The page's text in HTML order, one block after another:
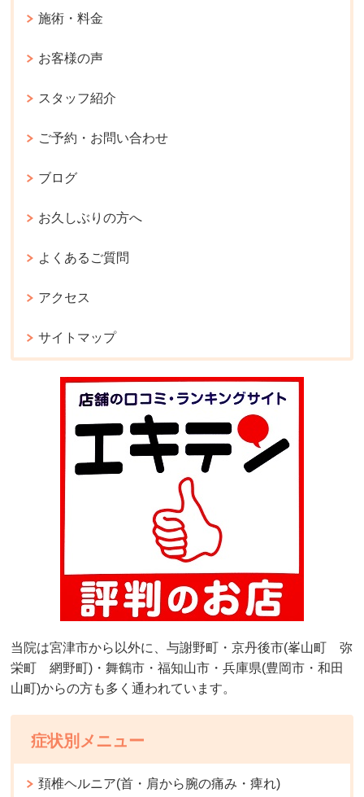
施術・料金
お客様の声
スタッフ紹介
ご予約・お問い合わせ
ブログ
お久しぶりの方へ
よくあるご質問
アクセス
サイトマップ
当院は宮津市から以外に、与謝野町・京丹後市(峯山町 弥
栄町 網野町)・舞鶴市・福知山市・兵庫県(豊岡市・和田
山町)からの方も多く通われています。
症状別メニュー
頚椎ヘルニア(首・肩から腕の痛み・痺れ)